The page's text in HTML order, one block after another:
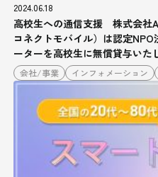
2024.06.18
高校生への通信支援 株式会社
コネクトモバイル）は認定
ーターを高校生に無償貸与いた
会社/事業 インフォメーション